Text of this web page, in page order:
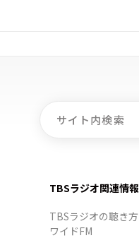
TBSラジオ関連情報
TBSラジオの聴き方
ワイドFM